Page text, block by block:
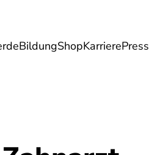
BildungShopKarriere
Reise